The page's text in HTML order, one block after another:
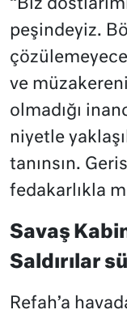
“Biz
peşindeyiz.
ve
olmadığı
niyetle
tanınsın.
fedakarlıkla
Savaş
Saldırılar
Refah’a